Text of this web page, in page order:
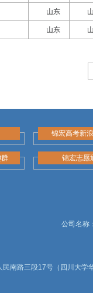
山东
山东
锦宏高考新
锦宏志愿
公司名称
民南路三段17号（四川大学